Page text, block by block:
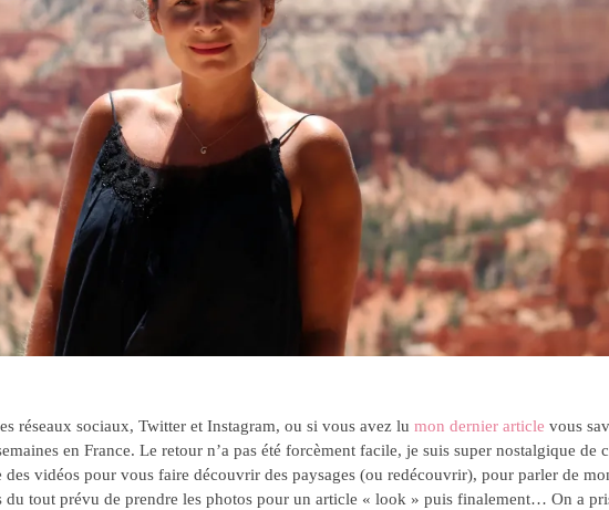
réseaux sociaux, Twitter et Instagram, ou si vous avez lu mon dernier article vous
en France. Le retour n’a pas été forcèment facile, je suis super nostalgique
vidéos pour vous faire découvrir des paysages (ou redécouvrir), pour parler de
du tout prévu de prendre les photos pour un article « look » puis finalement… On a